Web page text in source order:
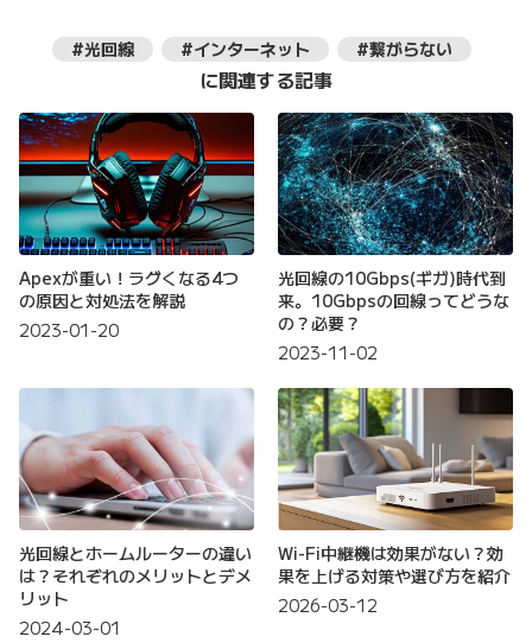
#光回線 #インターネット #繋がらない
に関連する記事
Apexが重い！ラグくなる4つ
の原因と対処法を解説
2023-01-20
光回線の10Gbps(ギガ)時代到
来。10Gbpsの回線ってどうな
の？必要？
2023-11-02
光回線とホームルーターの違い
は？それぞれのメリットとデメ
リット
2024-03-01
Wi-Fi中継機は効果がない？効
果を上げる対策や選び方を紹介
2026-03-12